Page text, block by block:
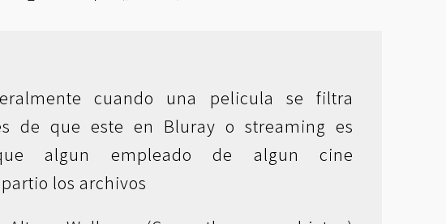
cuando una pelicula se filtra
de que este en Bluray o streaming es
algun empleado de algun cine
los archivos